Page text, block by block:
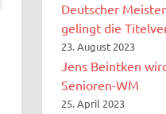
Deutscher
gelingt die
23. August 2023
Jens Beintken
Senioren-WM
25. April 2023